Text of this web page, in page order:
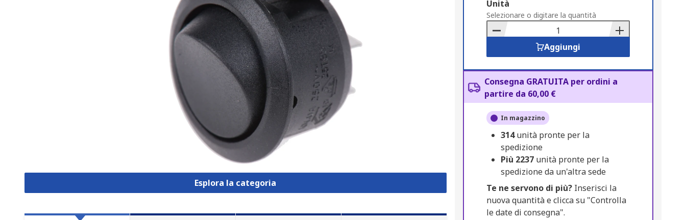
Esplora la categoria
Add
to
Basket
Unità
Selezionare o digitare la quantità
Aggiungi
Consegna GRATUITA per ordini a
partire da 60,00 €
In magazzino
314unità pronte per la
spedizione
Più 2237 unità pronte per la
spedizione da un'altra sede
Te ne servono di più?Inserisci la
nuova quantità e clicca su "Controlla
le date di consegna".